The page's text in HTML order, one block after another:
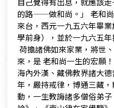
的路——做和尚。」 老和
來台，西元一九五六年畢
學前身），並於一九六五年
荷擔諸佛如來家業，將世
來，是 老和尚一生的宏願
海內外漢、藏佛教界諸大
年，嚴持戒律，博通三藏
動，一生教誨諸多僧俗弟